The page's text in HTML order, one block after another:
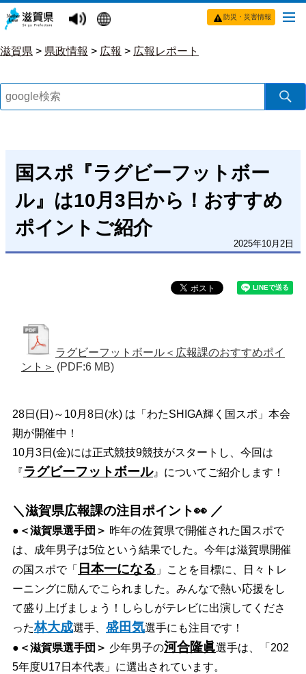
防災・災害情報
滋賀県 > 県政情報 > 広報 > 広報レポート
国スポ『ラグビーフットボー
ル』は10月3日から！おすすめ
ポイントご紹介
2025年10月2日
ラグビーフットボール＜広報課のおすすめポイ
ント＞ (PDF:6 MB)
28日(日)～10月8日(水) は「わたSHIGA輝く国スポ」本会
期が開催中！
10月3日(金)には正式競技9競技がスタートし、今回は
『ラグビーフットボール』についてご紹介します！
＼滋賀県広報課の注目ポイント👀 ／
●＜滋賀県選手団＞ 昨年の佐賀県で開催された国スポで
は、成年男子は5位という結果でした。今年は滋賀県開催
の国スポで「
日本一になる 」ことを目標に、日々トレ
ーニングに励んでこられました。みんなで熱い応援をし
て盛り上げましょう！しらしがテレビに出演してくださ
った林大成選手、 盛田気選手にも注目です！
● ＜滋賀県選手団＞ 少年男子の河合隆眞選手は、「202
5年度U17日本代表」に選出されています。